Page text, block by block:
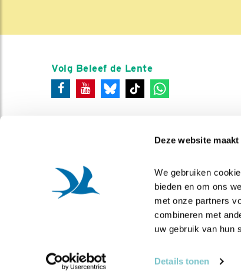
Deze website
We gebruiken
bieden en om ons
met onze partners
combineren met
uw gebruik van hun
Details tonen
Volg Beleef de Lente